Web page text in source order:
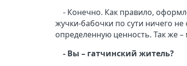
- Конечно. Как правило,
жучки-бабочки по сути ничего не
определенную ценность. Так же
- Вы – гатчинский житель?